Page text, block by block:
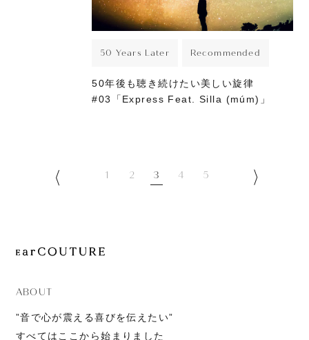
50 Years Later Recommended
50年後も聴き続けたい美しい旋律
#03「Express Feat. Silla (múm)」
1 2 3 4 5
ABOUT
”音で心が震える喜びを伝えたい”
すべてはここから始まりました